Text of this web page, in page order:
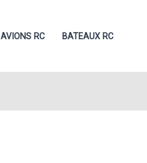
AVIONS RC BATEAUX RC